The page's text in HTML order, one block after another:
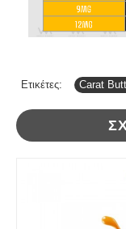
Ετικέτες: Carat